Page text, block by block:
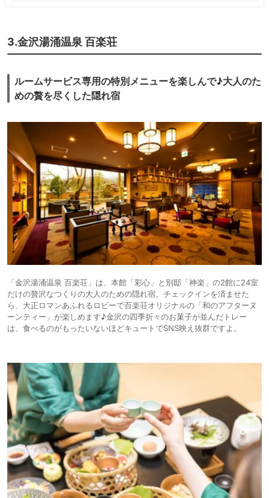
3.金沢湯涌温泉 百楽荘
ルームサービス専用の特別メニューを楽しんで♪大人のた
めの贅を尽くした隠れ宿
「金沢湯涌温泉 百楽荘」は、本館「彩心」と別邸「神楽」の2館に24室
だけの贅沢なつくりの大人のための隠れ宿。チェックインを済ませた
ら、大正ロマンあふれるロビーで百楽荘オリジナルの「和のアフターヌ
ーンティー」が楽しめます♪金沢の四季折々のお菓子が並んだトレー
は、食べるのがもったいないほどキュートでSNS映え抜群ですよ。